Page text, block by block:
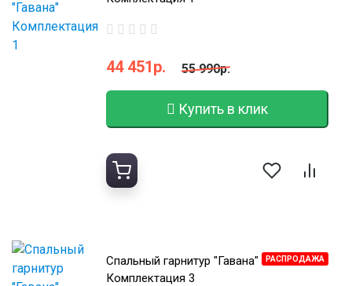
44 451р. 55 990р.
Купить в клик
РАСПРОДАЖА
Спальный гарнитур "Гавана"
Комплектация 3